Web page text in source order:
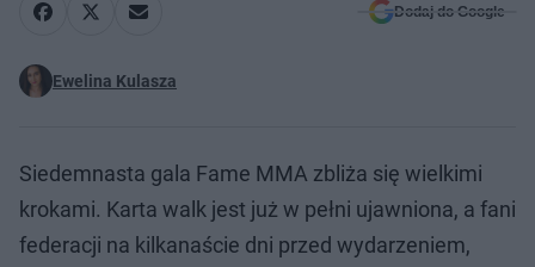
Dodaj do Google
Ewelina Kulasza
Siedemnasta gala Fame MMA zbliża się wielkimi
krokami. Karta walk jest już w pełni ujawniona, a fani
federacji na kilkanaście dni przed wydarzeniem,